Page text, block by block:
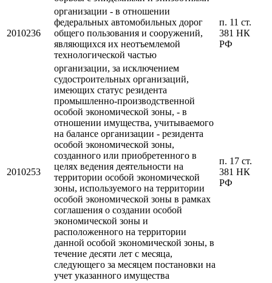
2010236
организации - в отношении
федеральных автомобильных дорог
общего пользования и сооружений,
являющихся их неотъемлемой
технологической частью
п. 11 ст.
381 НК
РФ
2010253
организации, за исключением
судостроительных организаций,
имеющих статус резидента
промышленно-производственной
особой экономической зоны, - в
отношении имущества, учитываемого
на балансе организации - резидента
особой экономической зоны,
созданного или приобретенного в
целях ведения деятельности на
территории особой экономической
зоны, используемого на территории
особой экономической зоны в рамках
соглашения о создании особой
экономической зоны и
расположенного на территории
данной особой экономической зоны, в
течение десяти лет с месяца,
следующего за месяцем постановки на
учет указанного имущества
п. 17 ст.
381 НК
РФ